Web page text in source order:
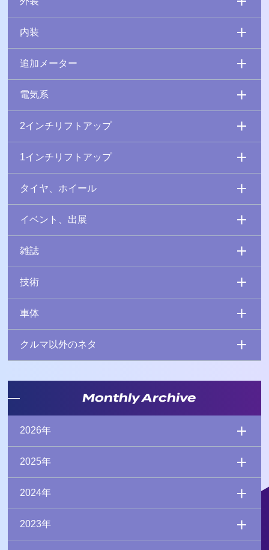
内装
追加メーター
電気系
2インチリフトアップ
1インチリフトアップ
タイヤ、ホイール
イベント、出展
雑誌
技術
車体
クルマ以外のネタ
Monthly Archive
2026年
2025年
2024年
2023年